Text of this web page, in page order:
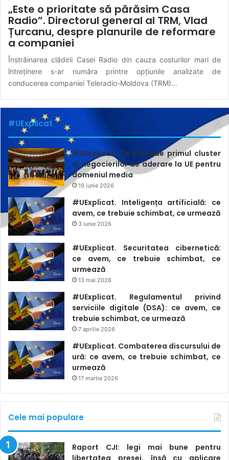
„Este o prioritate să părăsim Casa
Radio”. Directorul general al TRM, Vlad
Țurcanu, despre planurile de reformare
a companiei
Înstrăinarea clădirii Casei Radio din cauza costurilor mari de
întreținere s-ar număra printre opțiunile analizate de
conducerea companiei Teleradio-Moldova (TRM)…
#UExplicat
#UExplicat. Ce prevede primul cluster
al negocierilor de aderare la UE pentru
domeniul media
19 iunie 2026
#UExplicat. Inteligența artificială: ce
avem, ce trebuie schimbat, ce urmează
3 iunie 2026
#UExplicat. Securitatea cibernetică:
ce avem, ce trebuie schimbat, ce
urmează
13 mai 2026
#UExplicat. Regulamentul privind
serviciile digitale (DSA): ce avem, ce
trebuie schimbat, ce urmează
7 aprilie 2026
#UExplicat. Combaterea discursului de
ură: ce avem, ce trebuie schimbat, ce
urmează
17 martie 2026
Cele mai populare
Raport CJI: legi mai bune pentru
libertatea presei, însă cu aplicare